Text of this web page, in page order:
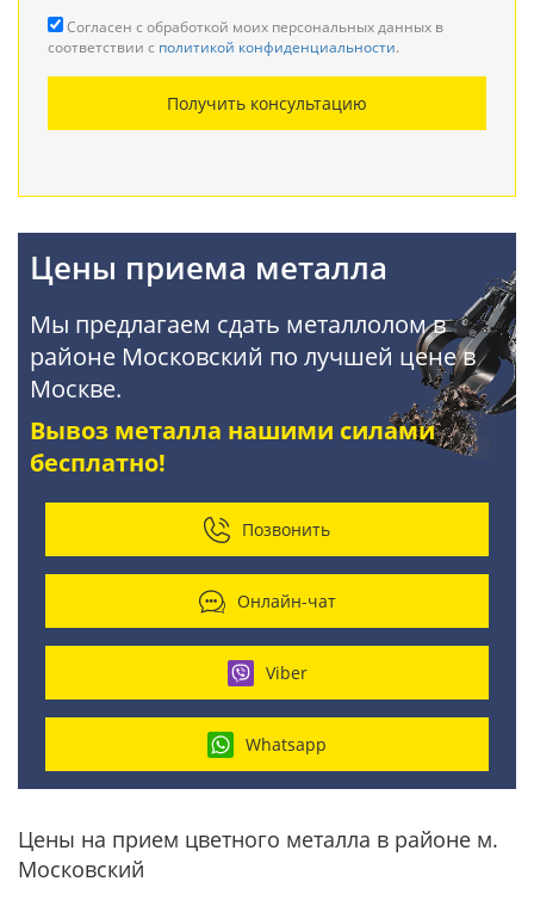
Резка металла
Демонтаж металлоконструкций
Покупка АКБ
Согласен с обработкой моих персональных данных в
соответствии с политикой конфиденциальности.
Получить консультацию
Цены приема металла
Мы предлагаем сдать металлолом в
районе Московский по лучшей цене в
Москве.
Вывоз металла нашими силами
бесплатно!
Позвонить
Онлайн-чат
Viber
Whatsapp
Цены на прием цветного металла в районе м.
Московский